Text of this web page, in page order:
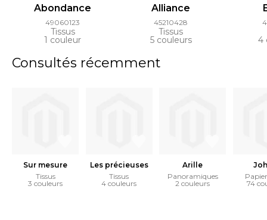
Abondance
49060123
Tissus
1 couleur
Alliance
45210428
Tissus
5 couleurs 4
Consultés récemment
Sur mesure
Tissus
3 couleurs
Les précieuses
Tissus
4 couleurs
Arille
Panoramiques
2 couleurs
74